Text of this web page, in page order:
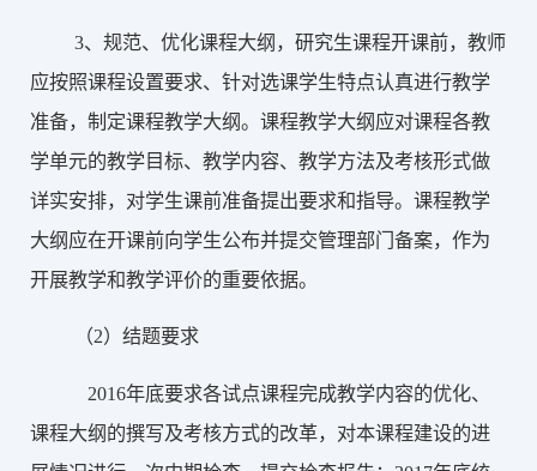
3、规范、优化课程大纲， 研究生课程开课前，教师
应按照课程设置要求、针对选课学生特点认真进行教学
准备，制定课程教学大纲。课程教学大纲应对课程各教
学单元的教学目标、教学内容、教学方法及考核形式做
详实安排，对学生课前准备提出要求和指导。课程教学
大纲应在开课前向学生公布并提交管理部门备案，作为
开展教学和教学评价的重要依据。
（2）结题要求
2016年底要求各试点课程完成教学内容的优化、
课程大纲的撰写及考核方式的改革，对本课程建设的进